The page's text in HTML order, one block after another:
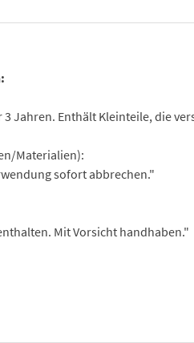
3 Jahren. Enthält Kleinteile, die
Materialien):
sofort abbrechen."
Mit Vorsicht handhaben."